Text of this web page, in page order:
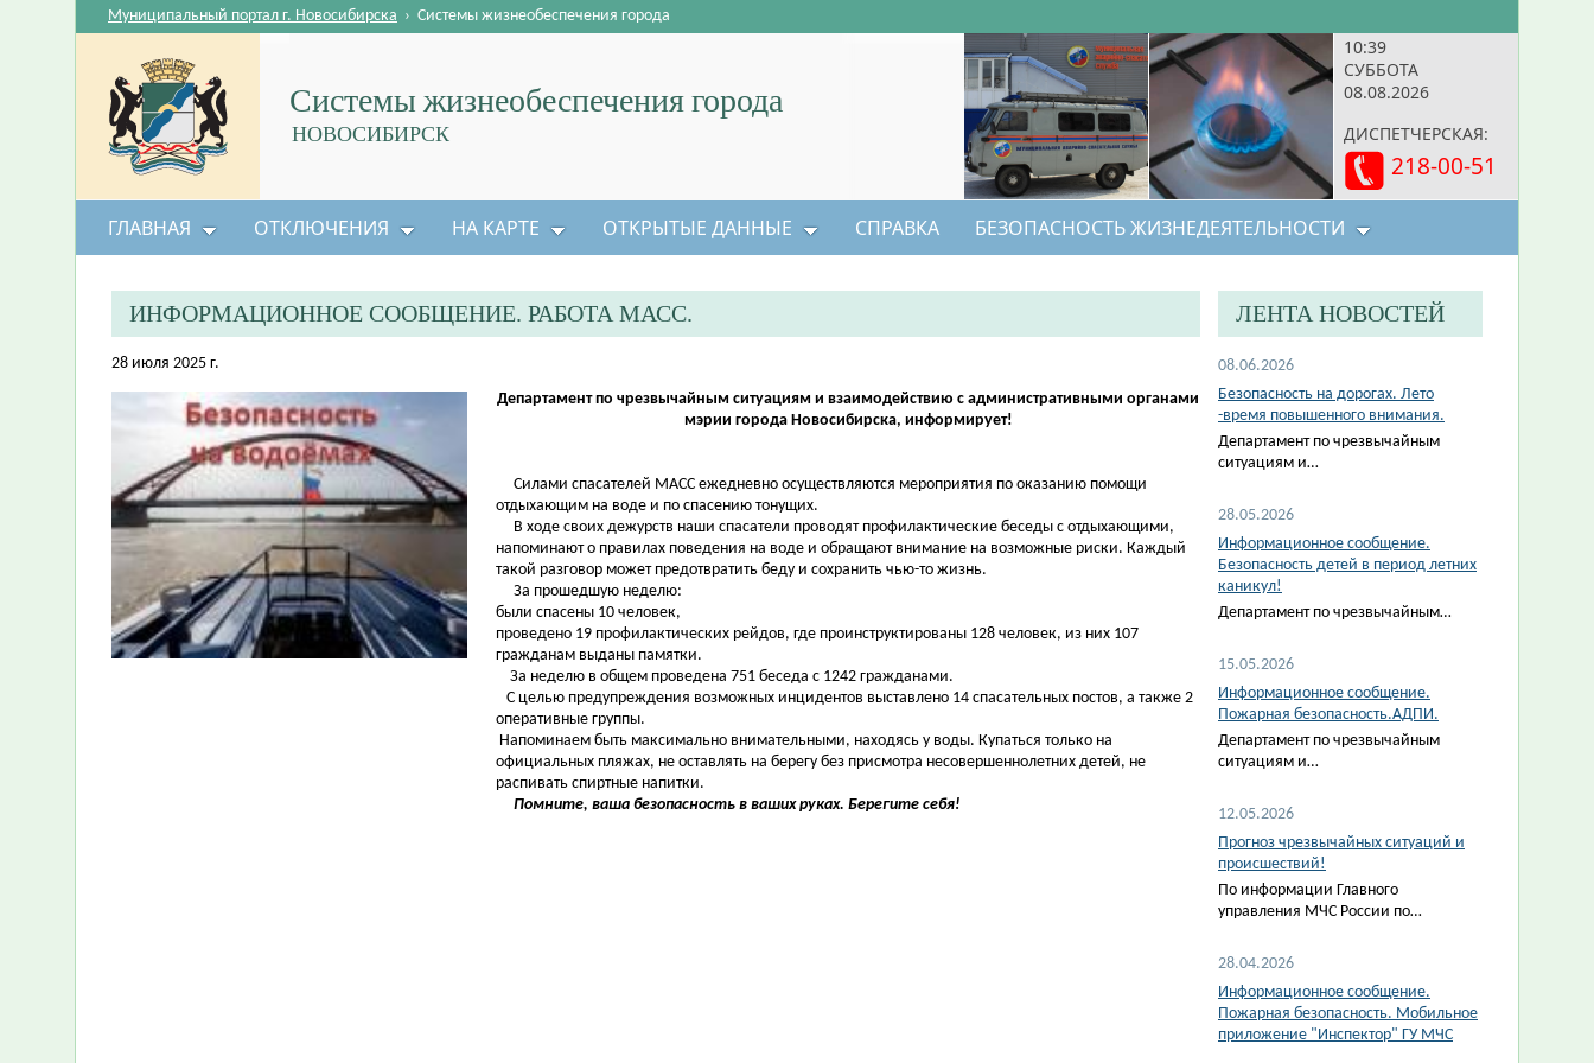
10:39
СУББОТА
08.08.2026
ДИСПЕТЧЕРСКАЯ:
218-00-51
Системы жизнеобеспечения города
НОВОСИБИРСК
Муниципальный портал г. Новосибирска › Системы жизнеобеспечения города
ГЛАВНАЯ ОТКЛЮЧЕНИЯ НА КАРТЕ ОТКРЫТЫЕ ДАННЫЕ СПРАВКА БЕЗОПАСНОСТЬ ЖИЗНЕДЕЯТЕЛЬНОСТИ
ИНФОРМАЦИОННОЕ СООБЩЕНИЕ. РАБОТА МАСС.
28 июля 2025 г.
Департамент по чрезвычайным ситуациям и взаимодействию с административными органами
мэрии города Новосибирска, информирует!
Силами спасателей МАСС ежедневно осуществляются мероприятия по оказанию помощи
отдыхающим на воде и по спасению тонущих.
В ходе своих дежурств наши спасатели проводят профилактические беседы с отдыхающими,
напоминают о правилах поведения на воде и обращают внимание на возможные риски. Каждый
такой разговор может предотвратить беду и сохранить чью-то жизнь.
За прошедшую неделю:
были спасены 10 человек,
проведено 19 профилактических рейдов, где проинструктированы 128 человек, из них 107
гражданам выданы памятки.
За неделю в общем проведена 751 беседа с 1242 гражданами.
С целью предупреждения возможных инцидентов выставлено 14 спасательных постов, а также 2
оперативные группы.
Напоминаем быть максимально внимательными, находясь у воды. Купаться только на
официальных пляжах, не оставлять на берегу без присмотра несовершеннолетних детей, не
распивать спиртные напитки.
Помните, ваша безопасность в ваших руках. Берегите себя!
ЛЕНТА НОВОСТЕЙ
08.06.2026
Безопасность на дорогах. Лето
-время повышенного внимания.
Департамент по чрезвычайным
ситуациям и…
28.05.2026
Информационное сообщение.
Безопасность детей в период летних
каникул!
Департамент по чрезвычайным…
15.05.2026
Информационное сообщение.
Пожарная безопасность.АДПИ.
Департамент по чрезвычайным
ситуациям и…
12.05.2026
Прогноз чрезвычайных ситуаций и
происшествий!
По информации Главного
управления МЧС России по…
28.04.2026
Информационное сообщение.
Пожарная безопасность. Мобильное
приложение "Инспектор" ГУ МЧС